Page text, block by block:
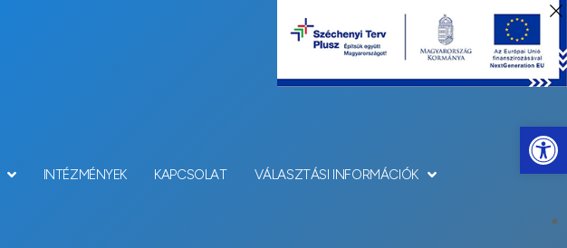
INTÉZMÉNYEK KAPCSOLAT VÁLASZTÁSI INFORMÁCIÓK